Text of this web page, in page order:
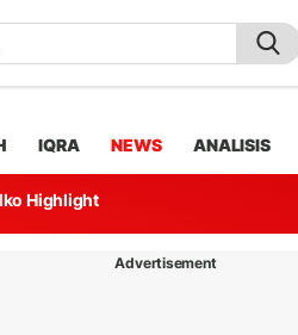
IQRA NEWS ANALISIS
Highlight
Advertisement